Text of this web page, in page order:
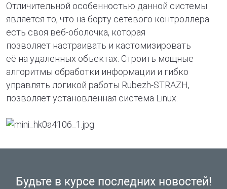
Отличительной особенностью данной системы
является то, что на борту сетевого контроллера
есть своя веб-оболочка, которая
позволяет настраивать и кастомизировать
её на удаленных объектах. Строить мощные
алгоритмы обработки информации и гибко
управлять логикой работы Rubezh-STRAZH,
позволяет установленная система Linux.
Будьте в курсе последних новостей!